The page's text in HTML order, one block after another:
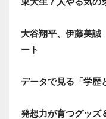
大谷翔平、伊藤美
ート
データで見る「学歴
発想力が育つグッズ